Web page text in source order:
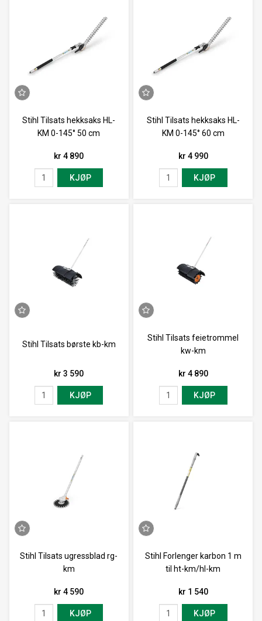
Stihl Tilsats hekksaks HL-
KM 0-145° 50 cm
kr 4 890
KJØP
Stihl Tilsats hekksaks HL-
KM 0-145° 60 cm
kr 4 990
KJØP
Stihl Tilsats børste kb-km
kr 3 590
KJØP
Stihl Tilsats feietrommel
kw-km
kr 4 890
KJØP
Stihl Tilsats ugressblad rg-
km
kr 4 590
KJØP
Stihl Forlenger karbon 1 m
til ht-km/hl-km
kr 1 540
KJØP